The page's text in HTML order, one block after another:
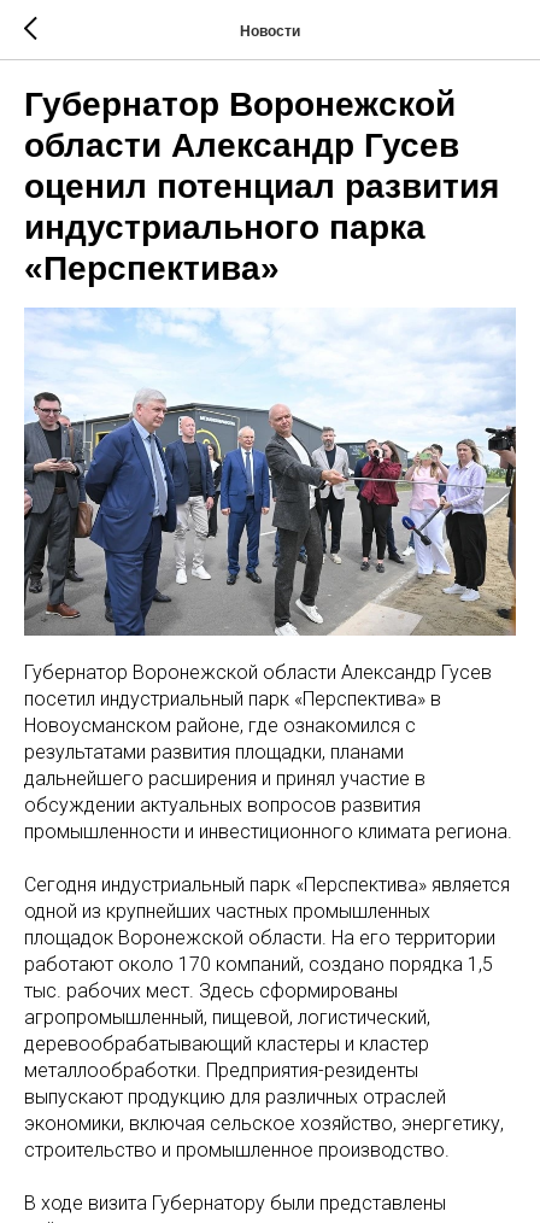
Новости
Губернатор Воронежской
области Александр Гусев
оценил потенциал развития
индустриального парка
«Перспектива»
Губернатор Воронежской области Александр Гусев
посетил индустриальный парк «Перспектива» в
Новоусманском районе, где ознакомился с
результатами развития площадки, планами
дальнейшего расширения и принял участие в
обсуждении актуальных вопросов развития
промышленности и инвестиционного климата региона.
Сегодня индустриальный парк «Перспектива» является
одной из крупнейших частных промышленных
площадок Воронежской области. На его территории
работают около 170 компаний, создано порядка 1,5
тыс. рабочих мест. Здесь сформированы
агропромышленный, пищевой, логистический,
деревообрабатывающий кластеры и кластер
металлообработки. Предприятия-резиденты
выпускают продукцию для различных отраслей
экономики, включая сельское хозяйство, энергетику,
строительство и промышленное производство.
В ходе визита Губернатору были представлены